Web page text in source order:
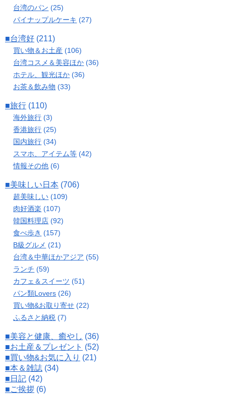
台湾のパン (25)
パイナップルケーキ (27)
■台湾好 (211)
買い物＆お土産 (106)
台湾コスメ＆美容ほか (36)
ホテル、観光ほか (36)
お茶＆飲み物 (33)
■旅行 (110)
海外旅行 (3)
香港旅行 (25)
国内旅行 (34)
スマホ、アイテム等 (42)
情報その他 (6)
■美味しい日本 (706)
超美味しい (109)
肉好酒楽 (107)
韓国料理店 (92)
食べ歩き (157)
B級グルメ (21)
台湾＆中華ほかアジア (55)
ランチ (59)
カフェ＆スイーツ (51)
パン類Lovers (26)
買い物&お取り寄せ (22)
ふるさと納税 (7)
■美容と健康、癒やし (36)
■お土産＆プレゼント (52)
■買い物&お気に入り (21)
■本＆雑誌 (34)
■日記 (42)
■ご挨拶 (6)